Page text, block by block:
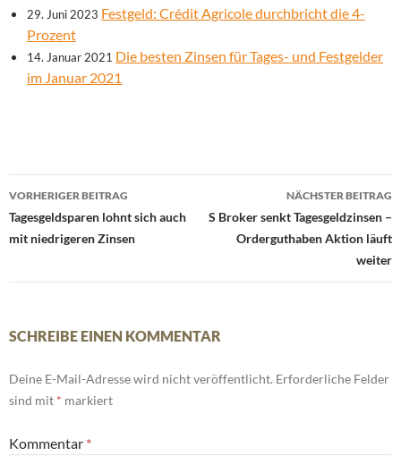
29. Juni 2023 Festgeld: Crédit Agricole durchbricht die 4-
Prozent
14. Januar 2021 Die besten Zinsen für Tages- und Festgelder
im Januar 2021
Beitrags-
Navigation
VORHERIGER BEITRAG
Tagesgeldsparen lohnt sich auch
mit niedrigeren Zinsen
NÄCHSTER BEITRAG
S Broker senkt Tagesgeldzinsen –
Orderguthaben Aktion läuft
weiter
SCHREIBE EINEN KOMMENTAR
Deine E-Mail-Adresse wird nicht veröffentlicht. Erforderliche Felder
sind mit * markiert
Kommentar *